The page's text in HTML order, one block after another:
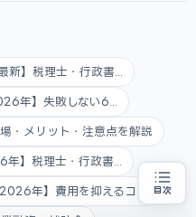
目次
お近くの専門家を探す
】税理士・行政書...
年】失敗しない6...
・メリット・注意点を解説
】税理士・行政書...
年】費用を抑えるコツ